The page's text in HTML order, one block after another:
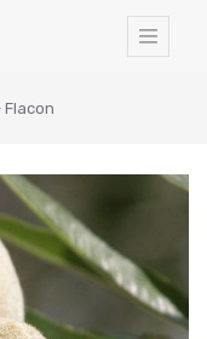
Flacon